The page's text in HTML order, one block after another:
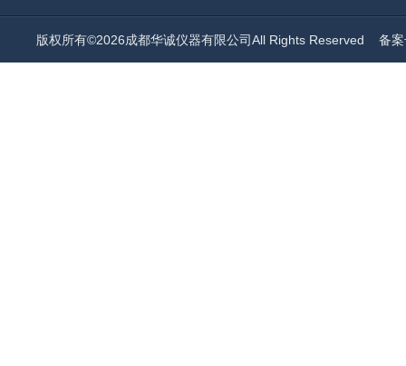
版权所有©2026成都华诚仪器有限公司All Rights Reserved 备